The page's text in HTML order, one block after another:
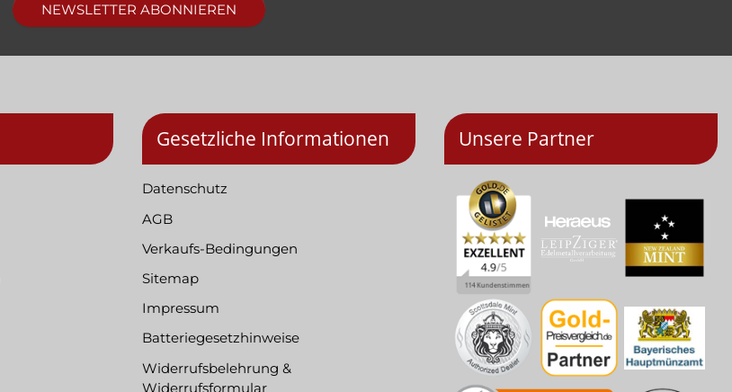
NEWSLETTER ABONNIEREN
Gesetzliche Informationen
Datenschutz
AGB
Verkaufs-Bedingungen
Sitemap
Impressum
Batteriegesetzhinweise
Widerrufsbelehrung &
Widerrufsformular
Unsere Partner